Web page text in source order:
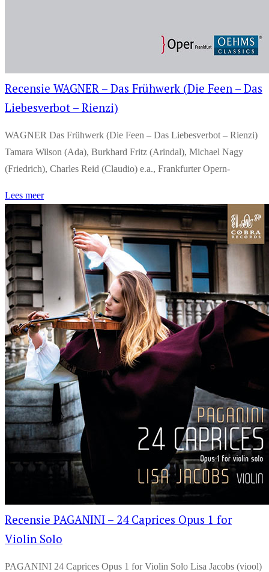
Recensie WAGNER – Das Frühwerk (Die Feen – Das
Liebesverbot – Rienzi)
WAGNER Das Frühwerk (Die Feen – Das Liebesverbot – Rienzi)
Tamara Wilson (Ada), Burkhard Fritz (Arindal), Michael Nagy
(Friedrich), Charles Reid (Claudio) e.a., Frankfurter Opern-
Lees meer
Recensie PAGANINI – 24 Caprices Opus 1 for
Violin Solo
PAGANINI 24 Caprices Opus 1 for Violin Solo Lisa Jacobs (viool)